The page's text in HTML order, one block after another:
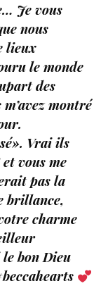
Je vous
nous
lieux
le monde
des
m’avez montré
Vrai ils
vous me
pas la
brillance,
charme
bon Dieu